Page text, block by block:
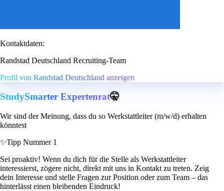
Kontaktdaten:
Randstad Deutschland Recruiting-Team
Profil von Randstad Deutschland anzeigen
StudySmarter Expertenrat🤫
Wir sind der Meinung, dass du so Werkstattleiter (m/w/d) erhalten
könntest
✨Tipp Nummer 1
Sei proaktiv! Wenn du dich für die Stelle als Werkstattleiter
interessierst, zögere nicht, direkt mit uns in Kontakt zu treten. Zeig
dein Interesse und stelle Fragen zur Position oder zum Team – das
hinterlässt einen bleibenden Eindruck!